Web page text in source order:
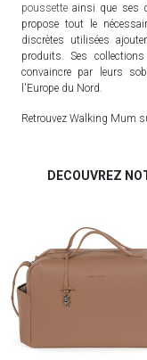
poussette ainsi que ses
propose tout le
discrètes utilisées
produits. Ses
convaincre par leurs
l'Europe du Nord.
Retrouvez Walking Mum
DECOUVREZ